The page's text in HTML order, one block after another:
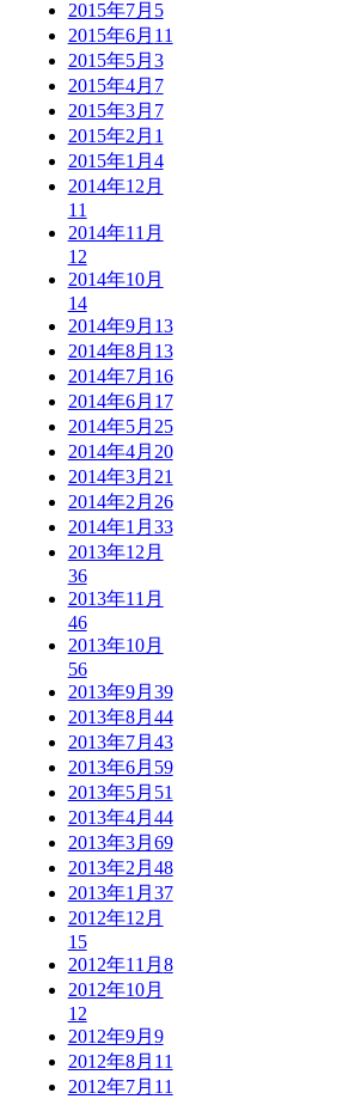
2015年7月 5
2015年6月 11
2015年5月 3
2015年4月 7
2015年3月 7
2015年2月 1
2015年1月 4
2014年12月
11
2014年11月
12
2014年10月
14
2014年9月 13
2014年8月 13
2014年7月 16
2014年6月 17
2014年5月 25
2014年4月 20
2014年3月 21
2014年2月 26
2014年1月 33
2013年12月
36
2013年11月
46
2013年10月
56
2013年9月 39
2013年8月 44
2013年7月 43
2013年6月 59
2013年5月 51
2013年4月 44
2013年3月 69
2013年2月 48
2013年1月 37
2012年12月
15
2012年11月 8
2012年10月
12
2012年9月 9
2012年8月 11
2012年7月 11